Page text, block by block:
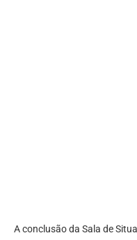
A conclusão da Sala de